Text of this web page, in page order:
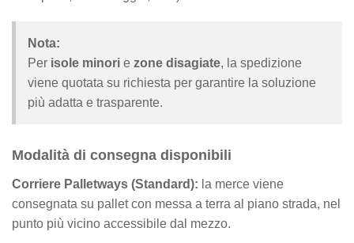
Nota:
Per isole minori e zone disagiate, la spedizione
viene quotata su richiesta per garantire la soluzione
più adatta e trasparente.
Modalità di consegna disponibili
Corriere Palletways (Standard): la merce viene
consegnata su pallet con messa a terra al piano strada, nel
punto più vicino accessibile dal mezzo.